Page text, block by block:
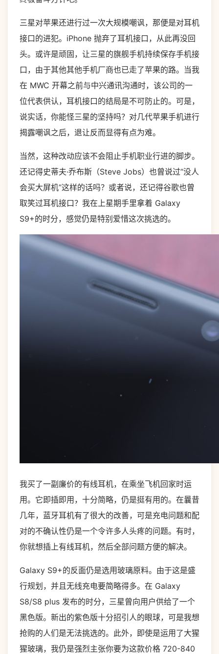
三星对苹果还进行过一次大规模嘲讽，那便是对耳机
接口的进犯。iPhone 抛弃了耳机接口，从此再没回
头。或许是顽固，让三星的旗舰手机持续保存手机接
口，由于其他其他手机厂商也已走了苹果的路。当我
在 MWC 开幕之前与中兴通讯沟通时，该公司的一
位代表供认，耳机接口的结局是不可防止的。可是，
说实话，你能怪三星的坚持吗？对几代苹果手机进行
揭露嘲讽之后，退让反而显得有点为难。
当然，这种改动应该不会阻止手机职业行进的脚步。
还记得史蒂夫·乔布斯（Steve Jobs）也曾说过“没人
会买大屏机”这样的话吗？或者说，还记得谷歌也曾
取笑过耳机接口？我在上星期手里拿着 Galaxy
S9+的时分，感觉仍是特别爱惜这次挑选的。
我买了一副廉价的有线耳机，在乘坐飞机回家时运
用。它即插即用，十分简略，仍是挺有用的。在曩昔
几年，蓝牙耳机有了很大的改善，可是充电问题和配
对的不确认性仍是一个令许多人头疼的问题。有时，
你就想插上有线耳机，然后全部问题方便的解决。
Galaxy S9+的反面仍是选用玻璃原料。由于这是盛
行规划，并且无线充电要简略得多。在 Galaxy
S8/S8 plus 发布的时分，三星曾向用户供给了一个
黑色版。新出的紫色版十分招引人的眼球，可是我想
抢购的人们是无法挑选的。此外，即使是运用了大猩
猩玻璃，我仍是强烈主张你要为这款价格 720-840